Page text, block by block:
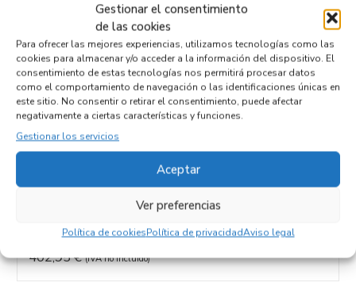
Gestionar el consentimiento
de las cookies
Para ofrecer las mejores experiencias, utilizamos tecnologías como las
cookies para almacenar y/o acceder a la información del dispositivo. El
consentimiento de estas tecnologías nos permitirá procesar datos
como el comportamiento de navegación o las identificaciones únicas en
este sitio. No consentir o retirar el consentimiento, puede afectar
negativamente a ciertas características y funciones.
Gestionar los servicios
Aceptar
Ver preferencias
Política de cookiesPolítica de privacidadAviso legal
Código cambio
Productos relacionados
DIFERENCIAL TRASERO YC1W-18132-AA
TRANSIT COMBI (FY)
Referencia ID:
140641
Referencia OEM: YC1W-18132-AA
402,95€ (IVA no incluído)